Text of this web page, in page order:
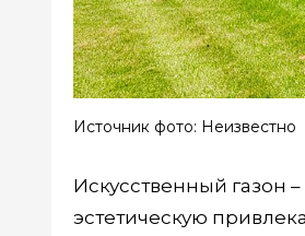
Источник фото: Неизвестно
Искусственный газон
эстетическую